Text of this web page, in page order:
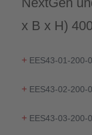
x B x H)
+EES43-01-200-
+EES43-02-200-
+EES43-03-200-